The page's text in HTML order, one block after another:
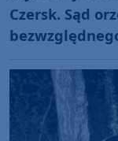
Czersk. Sąd